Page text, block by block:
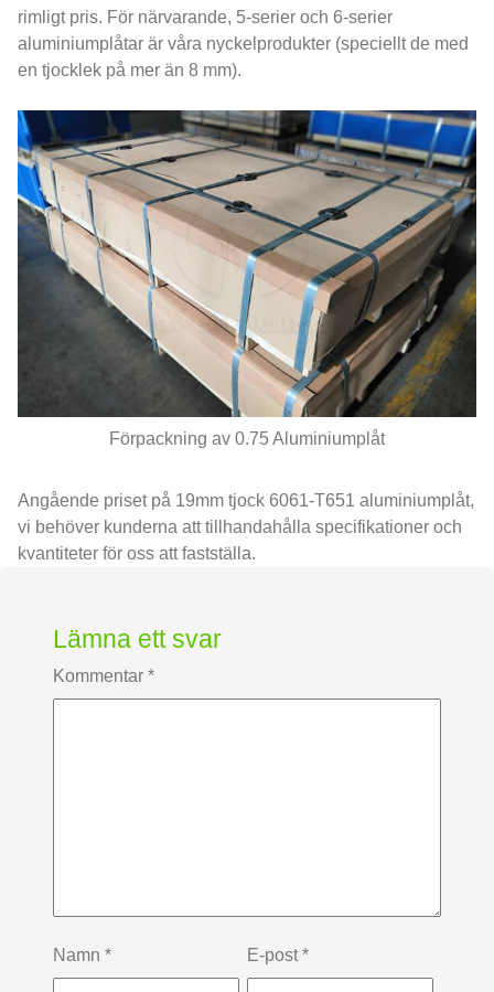
rimligt pris. För närvarande, 5-serier och 6-serier
aluminiumplåtar är våra nyckelprodukter (speciellt de med
en tjocklek på mer än 8 mm).
Förpackning av 0.75 Aluminiumplåt
Angående priset på 19mm tjock 6061-T651 aluminiumplåt,
vi behöver kunderna att tillhandahålla specifikationer och
kvantiteter för oss att fastställa.
Lämna ett svar
Kommentar *
Namn * E-post*